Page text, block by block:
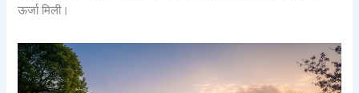
ऊर्जा मिली।